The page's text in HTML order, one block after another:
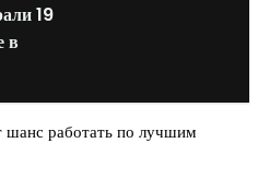
19
в
работать по лучшим